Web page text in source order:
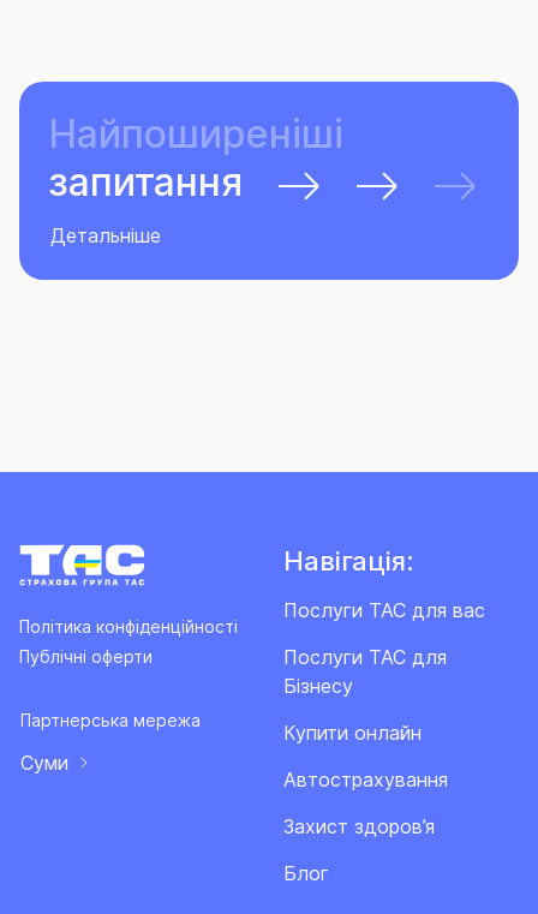
Найпоширеніші
запитання
Детальніше
Політика конфіденційності
Публічні оферти
Партнерська мережа
Суми
Навігація:
Послуги ТАС для вас
Послуги ТАС для
Бізнесу
Купити онлайн
Автострахування
Захист здоров’я
Блог